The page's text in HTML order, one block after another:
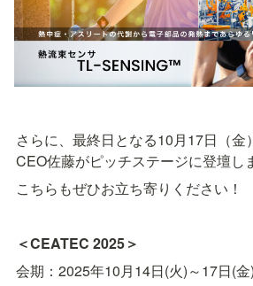
さらに、最終日となる10月17日（金
CEO佐藤がピッチステージに登壇し
こちらもぜひお立ち寄りください！
＜CEATEC 2025＞
会期：2025年10月14日(火)～17日(